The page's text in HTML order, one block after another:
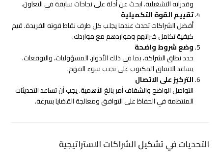
وقدراته التشغيلية. ابحث عن أدلة على نجاحات سابقة في التعاون.
تقييم القوة التكميلية
أفضل الشراكات تحدث عندما يجلب كل طرف نقاط قوته الفريدة. قيم
كيفية تكامل خبراتهم ومواردهم مع مواردك.
وضع شروط واضحة
حدد نطاق الشراكة، بما في ذلك الأدوار، المسؤوليات، والتوقعات.
يساعد الاتفاق المكتوب على تجنب سوء الفهم.
التركيز على الاتصال
التواصل الواضح والشفاف أمر بالغ الأهمية. يجب أن تساعد التحديثات
المنتظمة في الحفاظ على التوافق ومعالجة القضايا بسرعة.
التحديات في تشكيل الشراكات الاستراتيجية